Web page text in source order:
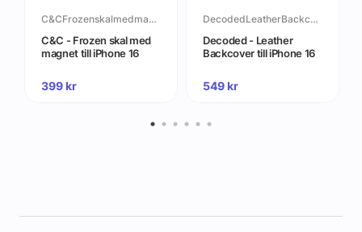
C&CFrozenskalmedmagnettilliPhone16
C&C - Frozen skal med
magnet till iPhone 16
399kr
DecodedLeatherBackcovertilliPhone16
Decoded - Leather
Backcover till iPhone 16
549kr